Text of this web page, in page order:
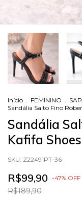
Início . FEMININO .
Sandália Salto Fino
Sandália
Kafifa
SKU: Z22491PT-36
R$99,90 -47% OFF
R$189,90